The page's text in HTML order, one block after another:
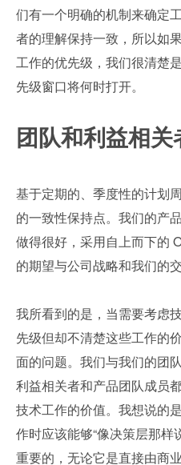
们有一个明确的机制来确定
者的理解保持一致，所以如
工作的优先级，我们很清楚
先级窗口将何时打开。
团队和利益相
基于定期的、季度性的计划
的一致性保持点。我们的产
做得很好，采用自上而下的
的期望与公司战略和我们的
我所看到的是，当需要考虑
先级但却不清楚这些工作的
面的问题。我们与我们的团
利益相关者和产品团队成员
技术工作的价值。我想说的
作时应该能够“像决策层那样
重要的，无论它是直接由商